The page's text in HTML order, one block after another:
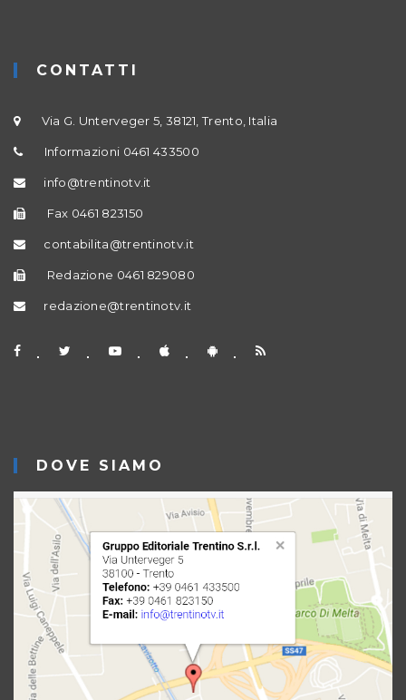
CONTATTI
Via G. Unterveger 5, 38121, Trento, Italia
Informazioni 0461 433500
info@trentinotv.it
Fax 0461 823150
contabilita@trentinotv.it
Redazione 0461 829080
redazione@trentinotv.it
DOVE SIAMO